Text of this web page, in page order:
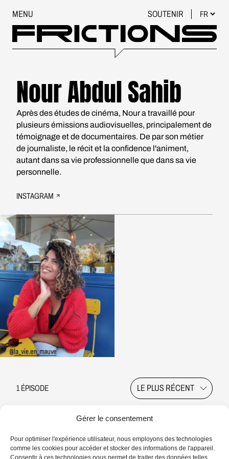
Gérer le consentement
Pour optimiser l'expérience utilisateur, nous employons des technologies
comme les cookies pour accéder et stocker des informations de l'appareil.
Consentir à ces technologies nous permet de traiter des données telles
MENU SOUTENIR
Nour Abdul Sahib
Après des études de cinéma, Nour a travaillé pour
plusieurs émissions audiovisuelles, principalement de
témoignage et de documentaires. De par son métier
de journaliste, le récit et la confidence l'animent,
autant dans sa vie professionnelle que dans sa vie
personnelle.
INSTAGRAM
1 ÉPISODE